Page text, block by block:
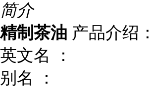
简介
精制茶油 产品介绍：
英文名 ：
别名
：